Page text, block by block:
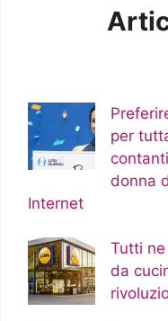
per
donna
Internet
Tutti
da